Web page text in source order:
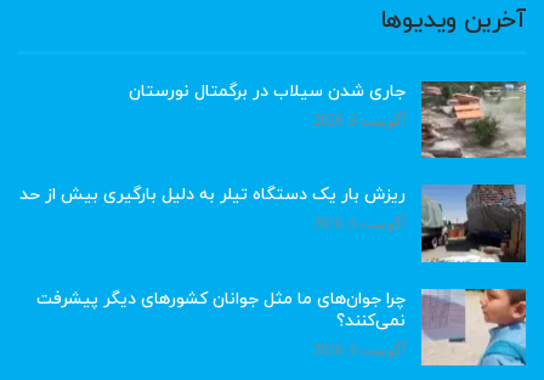
آخرین ویدیوها
جاری شدن سیلاب در برگمتال نورستان
آگوست 6, 2026
ریزش بار یک دستگاه تیلر به دلیل بارگیری بیش از حد
آگوست 6, 2026
چرا جوان‌های ما مثل جوانان کشورهای دیگر پیشرفت
نمی‌کنند؟
آگوست 6, 2026